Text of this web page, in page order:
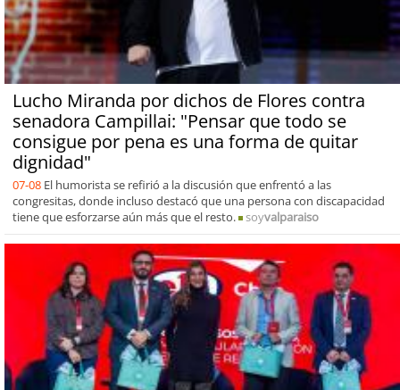
Lucho Miranda por dichos de Flores contra
senadora Campillai: "Pensar que todo se
consigue por pena es una forma de quitar
dignidad"
07-08 El humorista se refirió a la discusión que enfrentó a las
congresitas, donde incluso destacó que una persona con discapacidad
tiene que esforzarse aún más que el resto.
soyvalparaiso